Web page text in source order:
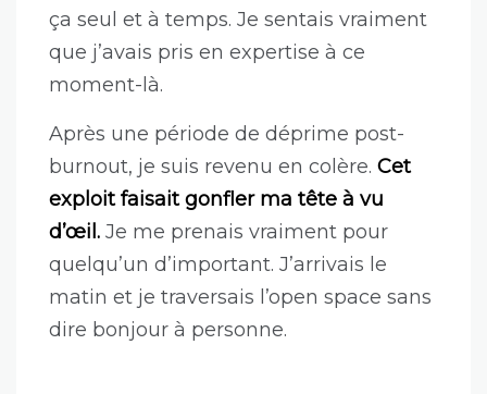
ça seul et à temps. Je sentais vraiment
que j’avais pris en expertise à ce
moment-là.
Après une période de déprime post-
burnout, je suis revenu en colère. Cet
exploit faisait gonfler ma tête à vu
d’œil. Je me prenais vraiment pour
quelqu’un d’important. J’arrivais le
matin et je traversais l’open space sans
dire bonjour à personne.